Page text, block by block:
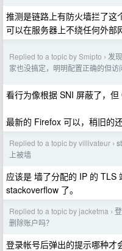
推测是链路上有防火墙拦了这
可以在服务器上不绕任何外部
Replied to a topic by Smipto › 发
家也没搞定，明明配置正确的但
看行为像根据 SNI 屏蔽了，
最新的 Firefox 可以，稍旧的
Replied to a topic by villivateur ›
上被墙
应该是 墙了分配的 IP 的 TLS
stackoverflow 了。
Replied to a topic by jacketma ›
删除账户吗？
登录帐号后弹出的提示哪种才